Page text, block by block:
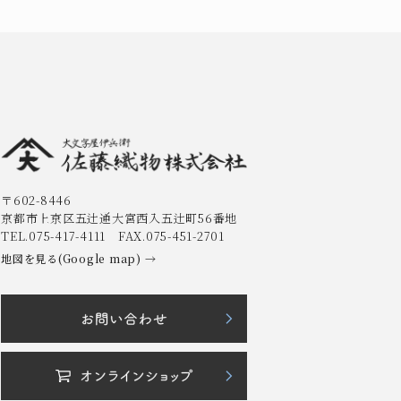
〒602-8446
京都市上京区五辻通大宮西入五辻町56番地
TEL.075-417-4111 FAX.075-451-2701
地図を見る(Google map) →